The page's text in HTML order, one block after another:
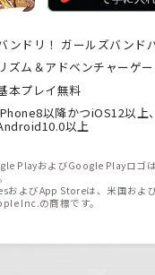
ンドリ！ ガールズバンド
リズム＆アドベンチャーゲ
本プレイ無料
以降かつiOS12以上、
以上
PlayおよびGoogle Playロゴ
よびApp Storeは、米国およ
Inc.の商標です。